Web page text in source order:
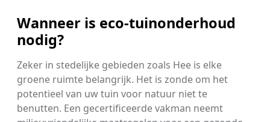
Wanneer is eco-tuinonderhoud
nodig?
Zeker in stedelijke gebieden zoals Hee is elke
groene ruimte belangrijk. Het is zonde om het
potentieel van uw tuin voor natuur niet te
benutten. Een gecertificeerde vakman neemt